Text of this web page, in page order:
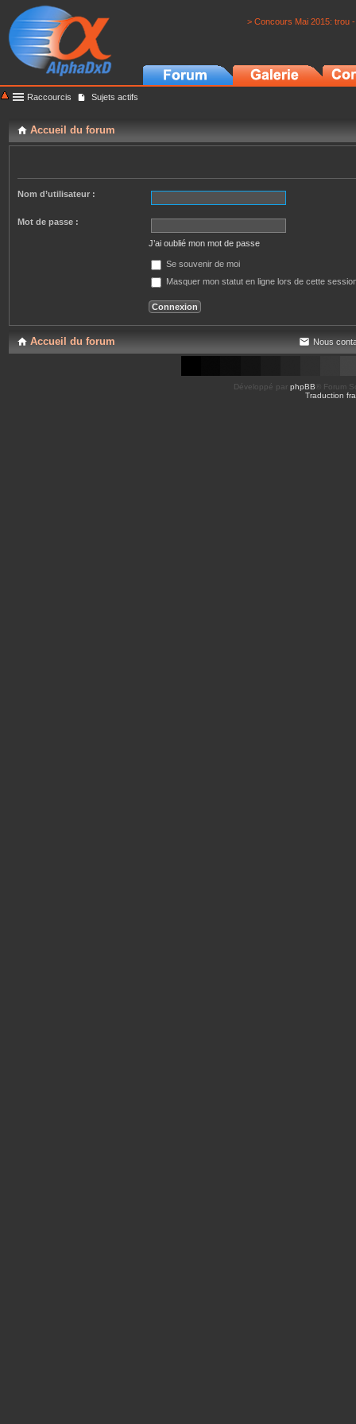
> Concours Mai 2015: trou
Raccourcis Sujets actifs
Accueil du forum
Nom d’utilisateur :
Mot de passe :
J’ai oublié mon mot de passe
Se souvenir de moi
Masquer mon statut en ligne lors de cette
Accueil du forum Nous
Développé par phpBB ® Forum
Traduction